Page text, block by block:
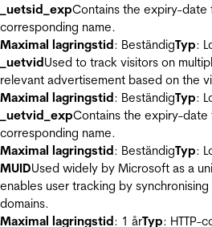
_uetsid_expContains the expiry-
corresponding name.
Maximal lagringstid: BeständigTyp:
_uetvidUsed to track visitors on
relevant advertisement based on the
Maximal lagringstid: BeständigTyp:
_uetvid_expContains the expiry-
corresponding name.
Maximal lagringstid: BeständigTyp:
MUIDUsed widely by Microsoft as a
enables user tracking by
domains.
Maximal lagringstid: 1 årTyp: HTTP-